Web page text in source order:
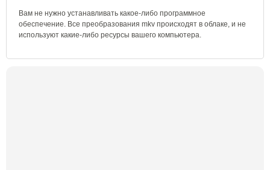
Вам не нужно устанавливать какое-либо программное
обеспечение. Все преобразования mkv происходят в облаке, и не
используют какие-либо ресурсы вашего компьютера.